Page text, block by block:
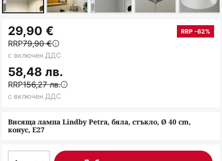
към
началото
на
галерия
със
снимки
Висяща лампа Lindby Petra, бяла, стъкло, Ø 40 cm,
конус, E27
29,90 € RRP -62%
RRP79,90 €
58,48 лв.
RRP156,27 лв.
с включен ДДС
с включен ДДС